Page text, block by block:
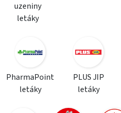
uzeniny
letáky
PharmaPoint
letáky
PLUS JIP
letáky